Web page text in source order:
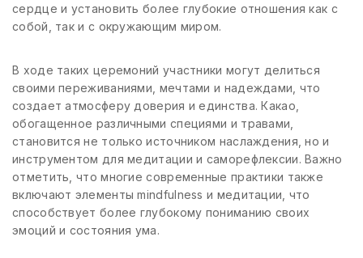
сердце и установить более глубокие отношения как с
собой, так и с окружающим миром.
В ходе таких церемоний участники могут делиться
своими переживаниями, мечтами и надеждами, что
создает атмосферу доверия и единства. Какао,
обогащенное различными специями и травами,
становится не только источником наслаждения, но и
инструментом для медитации и саморефлексии. Важно
отметить, что многие современные практики также
включают элементы mindfulness и медитации, что
способствует более глубокому пониманию своих
эмоций и состояния ума.